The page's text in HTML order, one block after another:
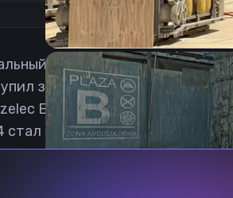
игрок в Counter-Strike:
за HONORIS. 20 марта
Esport. 27 июля снова
играть в Sangal Esports.